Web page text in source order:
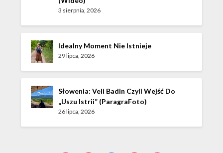
3 sierpnia, 2026
Idealny Moment Nie Istnieje
29 lipca, 2026
Słowenia: Veli Badin Czyli Wejść Do
„Uszu Istrii” (ParagraFoto)
26 lipca, 2026